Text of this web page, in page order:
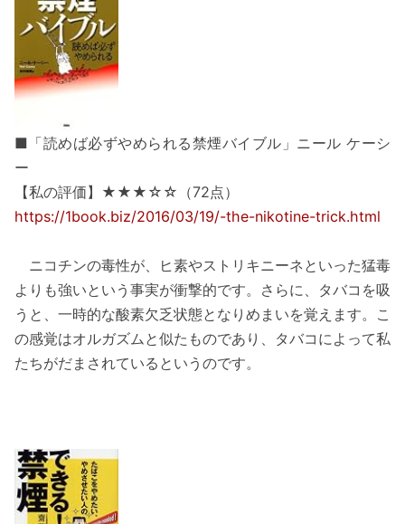
■「読めば必ずやめられる禁煙バイブル」ニール ケーシ
ー
【私の評価】★★★☆☆（72点）
https://1book.biz/2016/03/19/-the-nikotine-trick.html
ニコチンの毒性が、ヒ素やストリキニーネといった猛毒
よりも強いという事実が衝撃的です。さらに、タバコを吸
うと、一時的な酸素欠乏状態となりめまいを覚えます。こ
の感覚はオルガズムと似たものであり、タバコによって私
たちがだまされているというのです。